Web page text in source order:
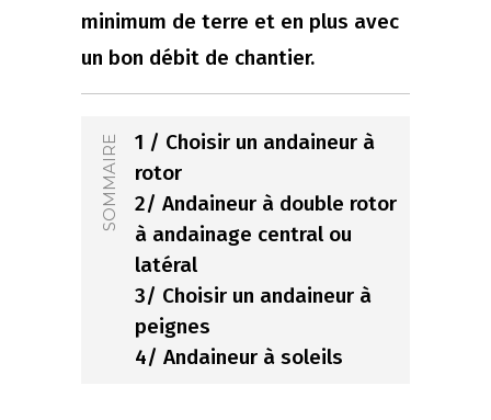
minimum de terre et en plus avec
un bon débit de chantier.
SOMMAIRE
1 / Choisir un andaineur à
rotor
2/ Andaineur à double rotor
à andainage central ou
latéral
3/ Choisir un andaineur à
peignes
4/ Andaineur à soleils